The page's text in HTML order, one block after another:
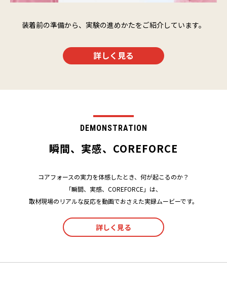
装着前の準備から、実験の進めかたをご紹介しています。
詳しく見る
DEMONSTRATION
瞬間、実感、COREFORCE
コアフォースの実力を体感したとき、何が起こるのか？
「瞬間、実感、COREFORCE」は、
取材現場のリアルな反応を動画でおさえた実録ムービーです。
詳しく見る